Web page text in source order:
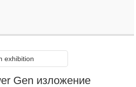
Gen изложение